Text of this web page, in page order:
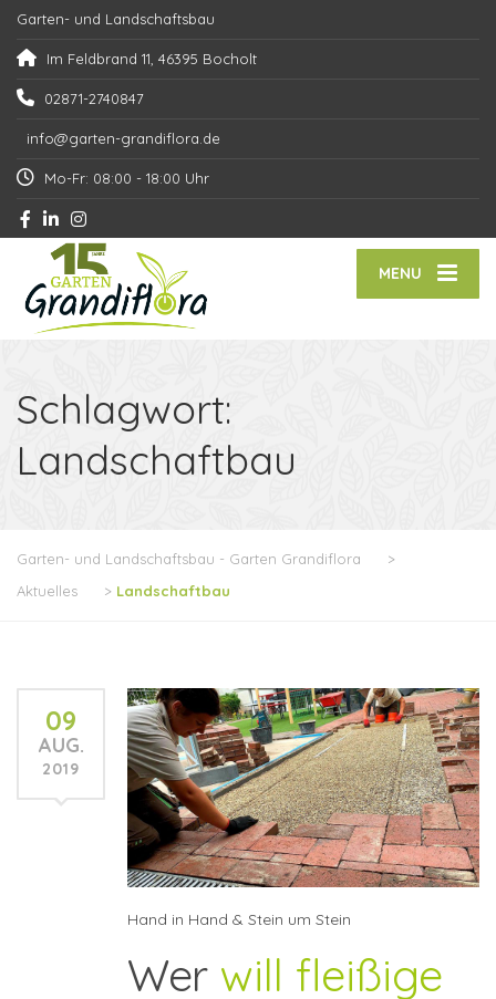
Garten- und Landschaftsbau
Im Feldbrand 11, 46395 Bocholt
02871-2740847
info@garten-grandiflora.de
Mo-Fr: 08:00 - 18:00 Uhr
MENU
Schlagwort:
Landschaftbau
Garten- und Landschaftsbau - Garten Grandiflora
>
Aktuelles
> Landschaftbau
09
AUG.
2019
Hand in Hand & Stein um Stein
Werwill fleißige